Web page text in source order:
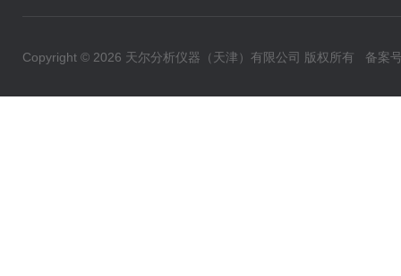
Copyright © 2026 天尔分析仪器（天津）有限公司 版权所有 备案